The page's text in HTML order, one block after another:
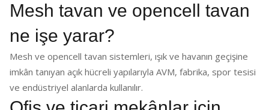
Mesh tavan ve opencell tavan
ne işe yarar?
Mesh ve opencell tavan sistemleri, ışık ve havanın geçişine
imkân tanıyan açık hücreli yapılarıyla AVM, fabrika, spor tesisi
ve endüstriyel alanlarda kullanılır.